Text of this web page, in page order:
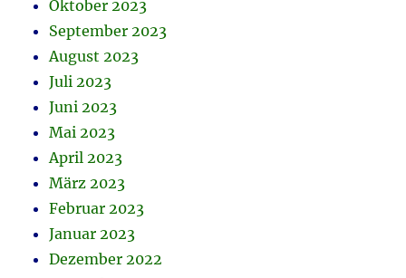
Oktober 2023
September 2023
August 2023
Juli 2023
Juni 2023
Mai 2023
April 2023
März 2023
Februar 2023
Januar 2023
Dezember 2022